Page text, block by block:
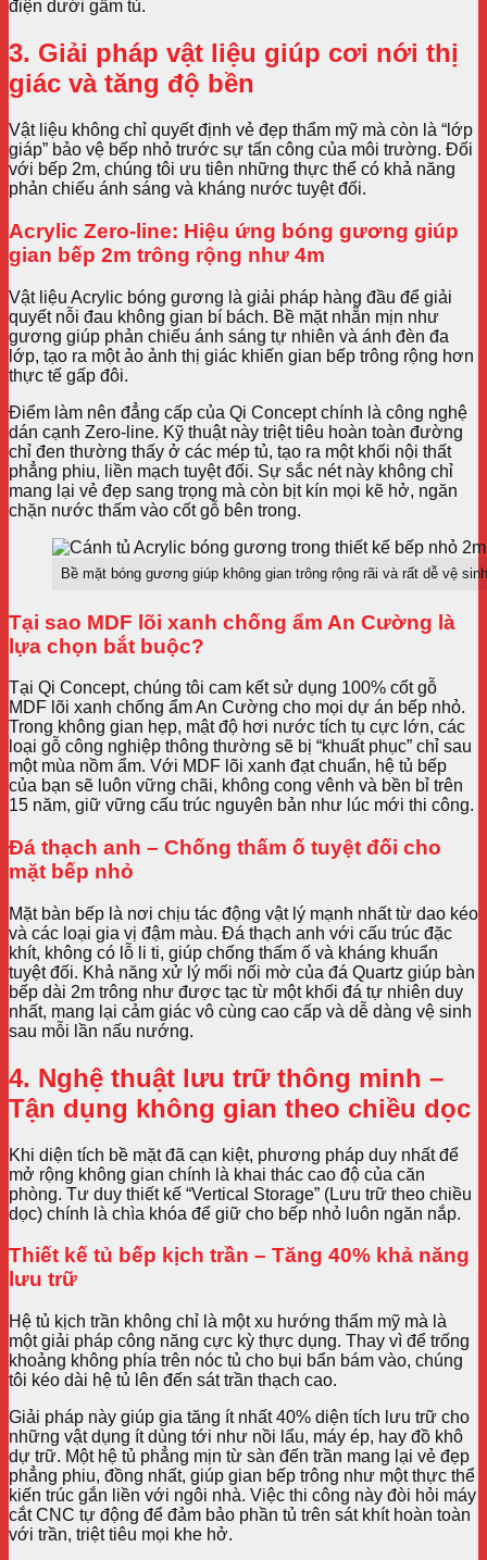
điện dưới gầm tủ.
3. Giải pháp vật liệu giúp cơi nới thị
giác và tăng độ bền
Vật liệu không chỉ quyết định vẻ đẹp thẩm mỹ mà còn là “lớp
giáp” bảo vệ bếp nhỏ trước sự tấn công của môi trường. Đối
với bếp 2m, chúng tôi ưu tiên những thực thể có khả năng
phản chiếu ánh sáng và kháng nước tuyệt đối.
Acrylic Zero-line: Hiệu ứng bóng gương giúp
gian bếp 2m trông rộng như 4m
Vật liệu Acrylic bóng gương là giải pháp hàng đầu để giải
quyết nỗi đau không gian bí bách. Bề mặt nhẵn mịn như
gương giúp phản chiếu ánh sáng tự nhiên và ánh đèn đa
lớp, tạo ra một ảo ảnh thị giác khiến gian bếp trông rộng hơn
thực tế gấp đôi.
Điểm làm nên đẳng cấp của Qi Concept chính là công nghệ
dán cạnh Zero-line. Kỹ thuật này triệt tiêu hoàn toàn đường
chỉ đen thường thấy ở các mép tủ, tạo ra một khối nội thất
phẳng phiu, liền mạch tuyệt đối. Sự sắc nét này không chỉ
mang lại vẻ đẹp sang trọng mà còn bịt kín mọi kẽ hở, ngăn
chặn nước thấm vào cốt gỗ bên trong.
Bề mặt bóng gương giúp không gian trông rộng rãi và rất dễ vệ sinh
Tại sao MDF lõi xanh chống ẩm An Cường là
lựa chọn bắt buộc?
Tại Qi Concept, chúng tôi cam kết sử dụng 100% cốt gỗ
MDF lõi xanh chống ẩm An Cường cho mọi dự án bếp nhỏ.
Trong không gian hẹp, mật độ hơi nước tích tụ cực lớn, các
loại gỗ công nghiệp thông thường sẽ bị “khuất phục” chỉ sau
một mùa nồm ẩm. Với MDF lõi xanh đạt chuẩn, hệ tủ bếp
của bạn sẽ luôn vững chãi, không cong vênh và bền bỉ trên
15 năm, giữ vững cấu trúc nguyên bản như lúc mới thi công.
Đá thạch anh – Chống thấm ố tuyệt đối cho
mặt bếp nhỏ
Mặt bàn bếp là nơi chịu tác động vật lý mạnh nhất từ dao kéo
và các loại gia vị đậm màu. Đá thạch anh với cấu trúc đặc
khít, không có lỗ li ti, giúp chống thấm ố và kháng khuẩn
tuyệt đối. Khả năng xử lý mối nối mờ của đá Quartz giúp bàn
bếp dài 2m trông như được tạc từ một khối đá tự nhiên duy
nhất, mang lại cảm giác vô cùng cao cấp và dễ dàng vệ sinh
sau mỗi lần nấu nướng.
4. Nghệ thuật lưu trữ thông minh –
Tận dụng không gian theo chiều dọc
Khi diện tích bề mặt đã cạn kiệt, phương pháp duy nhất để
mở rộng không gian chính là khai thác cao độ của căn
phòng. Tư duy thiết kế “Vertical Storage” (Lưu trữ theo chiều
dọc) chính là chìa khóa để giữ cho bếp nhỏ luôn ngăn nắp.
Thiết kế tủ bếp kịch trần – Tăng 40% khả năng
lưu trữ
Hệ tủ kịch trần không chỉ là một xu hướng thẩm mỹ mà là
một giải pháp công năng cực kỳ thực dụng. Thay vì để trống
khoảng không phía trên nóc tủ cho bụi bẩn bám vào, chúng
tôi kéo dài hệ tủ lên đến sát trần thạch cao.
Giải pháp này giúp gia tăng ít nhất 40% diện tích lưu trữ cho
những vật dụng ít dùng tới như nồi lẩu, máy ép, hay đồ khô
dự trữ. Một hệ tủ phẳng mịn từ sàn đến trần mang lại vẻ đẹp
phẳng phiu, đồng nhất, giúp gian bếp trông như một thực thể
kiến trúc gắn liền với ngôi nhà. Việc thi công này đòi hỏi máy
cắt CNC tự động để đảm bảo phần tủ trên sát khít hoàn toàn
với trần, triệt tiêu mọi khe hở.